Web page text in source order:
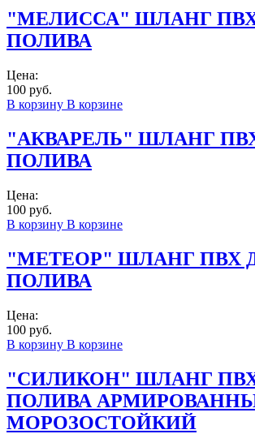
"МЕЛИССА" ШЛАНГ
ПОЛИВА
Цена:
100 руб.
В корзину В корзине
"АКВАРЕЛЬ" ШЛАНГ
ПОЛИВА
Цена:
100 руб.
В корзину В корзине
"МЕТЕОР" ШЛАНГ ПВХ
ПОЛИВА
Цена:
100 руб.
В корзину В корзине
"СИЛИКОН" ШЛАНГ
ПОЛИВА
МОРОЗОСТОЙКИЙ